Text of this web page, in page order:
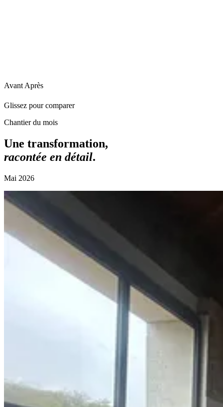
Avant Après
Glissez pour comparer
Chantier du mois
Une transformation,
racontée en détail.
Mai 2026